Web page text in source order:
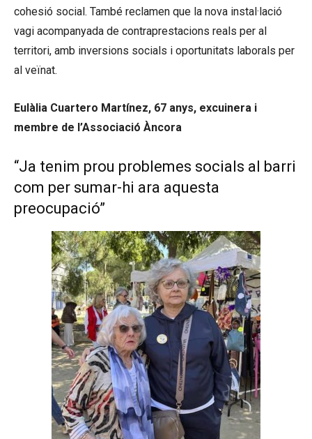
cohesió social. També reclamen que la nova instal·lació
vagi acompanyada de contraprestacions reals per al
territori, amb inversions socials i oportunitats laborals per
al veïnat.
Eulàlia Cuartero Martínez, 67 anys, excuinera i
membre de l’Associació Àncora
“Ja tenim prou problemes socials al barri
com per sumar-hi ara aquesta
preocupació”